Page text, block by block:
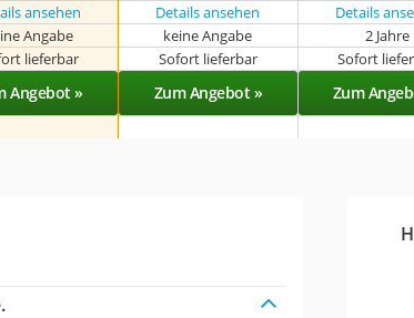
ansehen Details ansehen Details
Angabe keine Angabe 2 Jahre
lieferbar Sofort lieferbar Sofort
Angebot » Zum Angebot » Zum